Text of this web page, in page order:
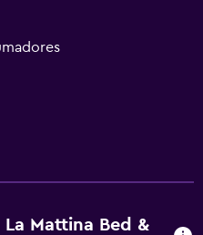
Mattina Bed &